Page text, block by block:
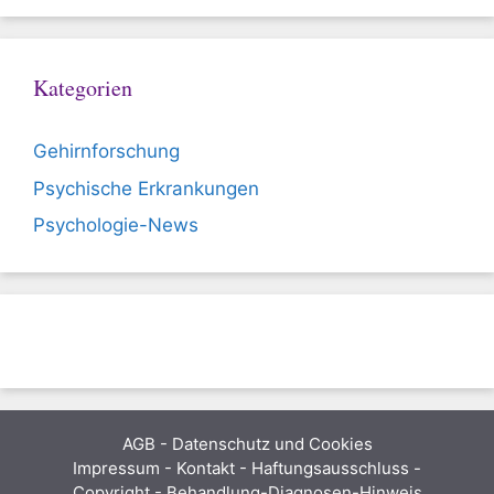
Kategorien
Gehirnforschung
Psychische Erkrankungen
Psychologie-News
AGB - Datenschutz und Cookies
Impressum - Kontakt - Haftungsausschluss -